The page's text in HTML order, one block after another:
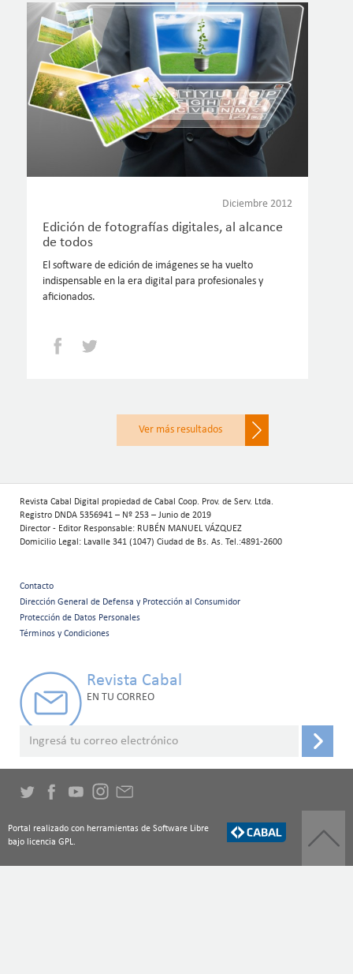
Diciembre 2012
Edición de fotografías digitales, al alcance
de todos
El software de edición de imágenes se ha vuelto
indispensable en la era digital para profesionales y
aficionados.
Facebook
Ver más resultados
Revista Cabal Digital propiedad de Cabal Coop. Prov. de Serv. Ltda.
Registro DNDA 5356941 – Nº 253 – Junio de 2019
Director - Editor Responsable: RUBÉN MANUEL VÁZQUEZ
Domicilio Legal: Lavalle 341 (1047) Ciudad de Bs. As. Tel.:4891-2600
Menú
secundario
Contacto
Dirección General de Defensa y Protección al Consumidor
Protección de Datos Personales
Términos y Condiciones
Revista Cabal
EN TU CORREO
Portal realizado con herramientas de Software Libre
bajo licencia GPL.